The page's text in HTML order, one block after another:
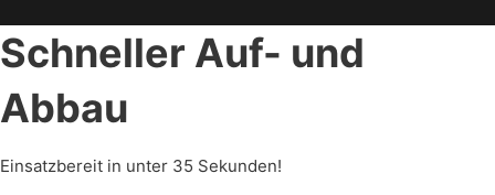
Schneller Auf- und
Abbau
Einsatzbereit in unter 35 Sekunden!